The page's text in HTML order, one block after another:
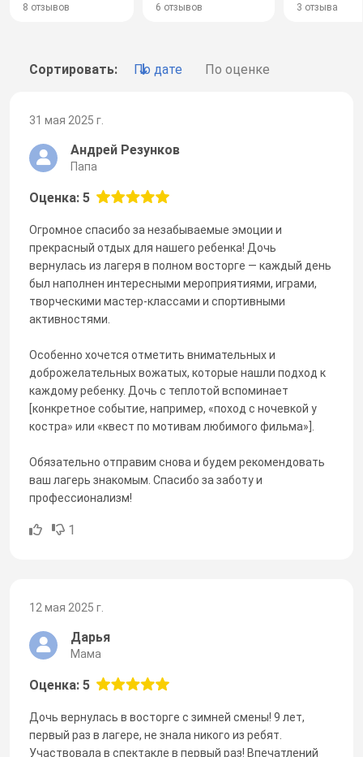
8 отзывов 6 отзывов 3 отзыва
Сортировать: По дате По оценке
31 мая 2025 г.
Андрей Резунков
Папа
Оценка: 5
Огромное спасибо за незабываемые эмоции и
прекрасный отдых для нашего ребенка! Дочь
вернулась из лагеря в полном восторге — каждый день
был наполнен интересными мероприятиями, играми,
творческими мастер-классами и спортивными
активностями.
Особенно хочется отметить внимательных и
доброжелательных вожатых, которые нашли подход к
каждому ребенку. Дочь с теплотой вспоминает
[конкретное событие, например, «поход с ночевкой у
костра» или «квест по мотивам любимого фильма»].
Обязательно отправим снова и будем рекомендовать
ваш лагерь знакомым. Спасибо за заботу и
профессионализм!
1
12 мая 2025 г.
Дарья
Мама
Оценка: 5
Дочь вернулась в восторге с зимней смены! 9 лет,
первый раз в лагере, не знала никого из ребят.
Участвовала в спектакле в первый раз! Впечатлений